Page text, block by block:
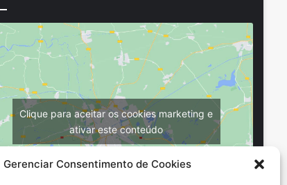
Gerenciar Consentimento de Cookies
Clique para aceitar os cookies marketing e
ativar este conteúdo